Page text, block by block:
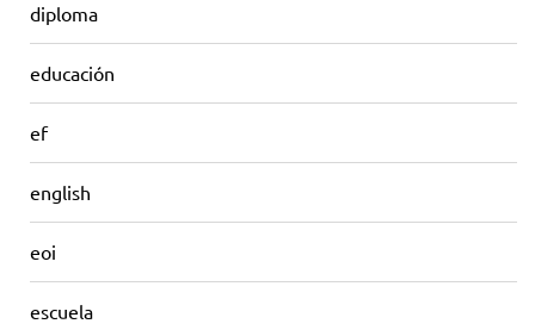
diploma
educación
ef
english
eoi
escuela